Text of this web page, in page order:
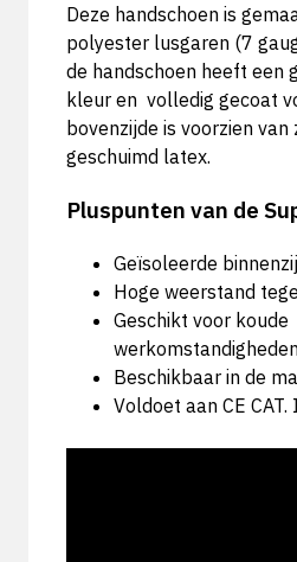
Deze handschoen is
polyester lusgaren (7
de handschoen heeft een
kleur en volledig gecoat
bovenzijde is voorzien
geschuimd latex.
Pluspunten van de
Geïsoleerde
Hoge weerstand
Geschikt voor koude
Beschikbaar in de
Voldoet aan CE CAT. I